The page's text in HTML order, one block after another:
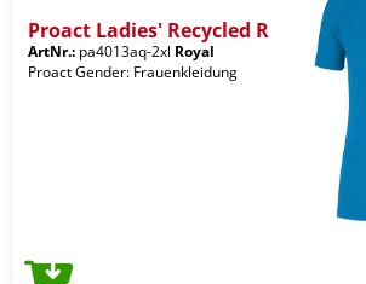
Proact Ladies' Recycled R
ArtNr.: pa4013aq-2xl Royal
Proact Gender: Frauenkleidung